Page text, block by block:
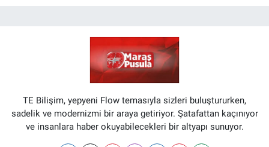
TE Bilişim, yepyeni Flow temasıyla sizleri buluştururken,
sadelik ve modernizmi bir araya getiriyor. Şatafattan kaçınıyor
ve insanlara haber okuyabilecekleri bir altyapı sunuyor.